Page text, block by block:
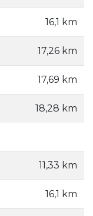
16,1 km
17,26 km
17,69 km
18,28 km
11,33 km
16,1 km